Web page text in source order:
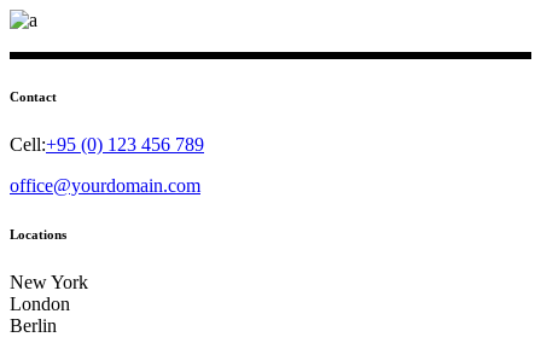
Contact
Cell:+95 (0) 123 456 789
office@yourdomain.com
Locations
New York
London
Berlin